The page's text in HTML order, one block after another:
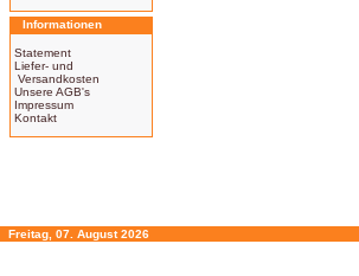
Informationen
Statement
Liefer- und
Versandkosten
Unsere AGB's
Impressum
Kontakt
Freitag, 07. August 2026